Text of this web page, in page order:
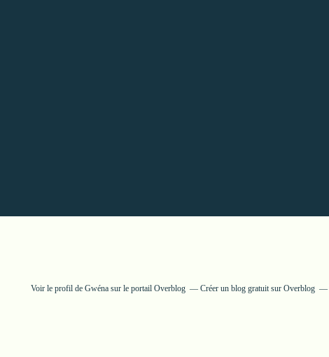
Voir le profil de Gwénasur le portail Overblog Créer un blog gratuit sur Overblog